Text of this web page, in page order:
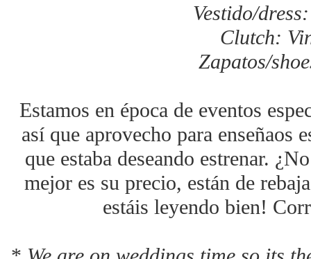
Vestido/
Clutch:
Zapatos/
Estamos en época de eventos
así que aprovecho para enseñaos
que estaba deseando estrenar.
mejor es su precio, están de
estáis leyendo bien!